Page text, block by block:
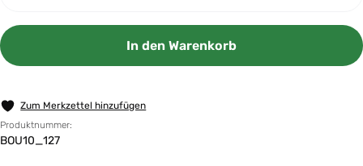
In den Warenkorb
Zum Merkzettel hinzufügen
Produktnummer:
BOU10_127